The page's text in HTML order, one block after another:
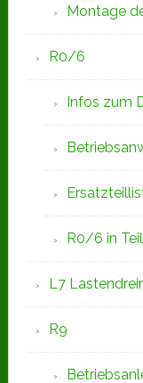
Montage
R0/6
Infos zum
R0/6 in
L7
R9